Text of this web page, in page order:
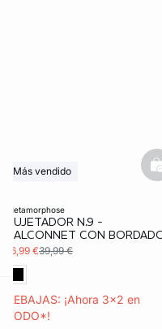
metamorphose
SUJETADOR N.9 -
BALCONNET CON
16,99 €39,99 €
REBAJAS: ¡Ahora 3x2 en
TODO*!
Más vendido